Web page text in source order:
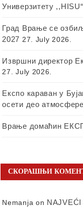
Универзитету
Град Врање се
2027 27. July 2026.
Извршни директор
27. July 2026.
Експо караван у
осети део
Врање домаћин
СКОРАШЊИ
Nemanja on